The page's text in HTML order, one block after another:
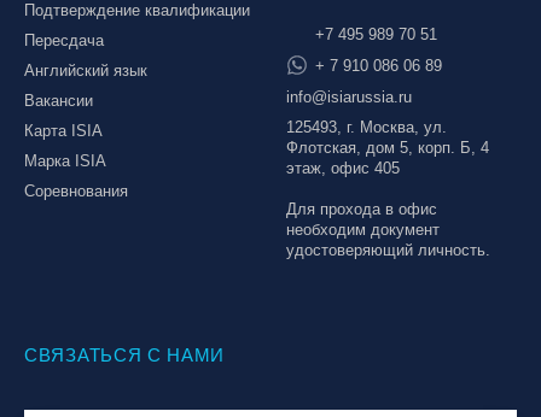
Подтверждение квалификации
Пересдача
Английский язык
Вакансии
Карта ISIA
Марка ISIA
Соревнования
+7 495 989 70 51
+ 7 910 086 06 89
info@isiarussia.ru
125493, г. Москва, ул.
Флотская, дом 5, корп. Б, 4
этаж, офис 405
Для прохода в офис
необходим документ
удостоверяющий личность.
СВЯЗАТЬСЯ С НАМИ